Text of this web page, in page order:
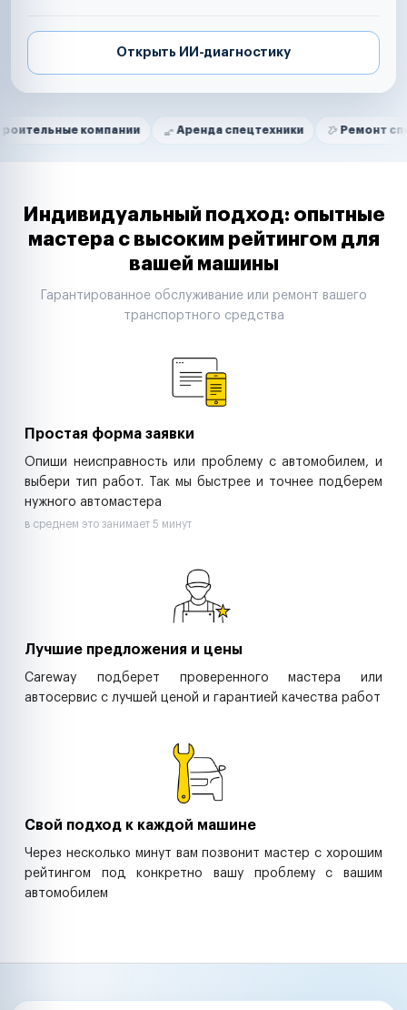
Открыть ИИ-диагностику
Нам доверяют
компании Аренда спецтехники Ремонт спецтехники
Маркетплейсы
Таксопарки
Автодилеры
Строительные компании
Аренда спецтехники
Индивидуальный подход: опытные
мастера с высоким рейтингом для
вашей машины
Гарантированное обслуживание или ремонт вашего
транспортного средства
Простая форма заявки
Опиши неисправность или проблему с автомобилем, и
выбери тип работ. Так мы быстрее и точнее подберем
нужного автомастера
в среднем это занимает 5 минут
Лучшие предложения и цены
Careway подберет проверенного мастера или
автосервис с лучшей ценой и гарантией качества работ
Свой подход к каждой машине
Через несколько минут вам позвонит мастер с хорошим
рейтингом под конкретно вашу проблему с вашим
автомобилем